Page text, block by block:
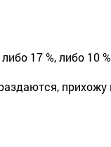
17 %, либо 10